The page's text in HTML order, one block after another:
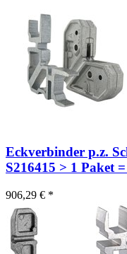
Eckverbinder p.z.
S216415 > 1 Paket
906,29 € *